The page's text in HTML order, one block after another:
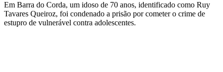
Em Barra do Corda, um idoso de 70 anos, identificado como Ruy
Tavares Queiroz, foi condenado a prisão por cometer o crime de
estupro de vulnerável contra adolescentes.